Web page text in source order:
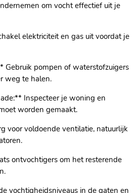
om vocht effectief uit je
elektriciteit en gas uit voordat je
Gebruik pompen of waterstofzuigers
weg te halen.​
Inspecteer je woning en
worden gemaakt.​
voor voldoende ventilatie, natuurlijk
ontvochtigers om het resterende
vochtigheidsniveaus in de gaten en